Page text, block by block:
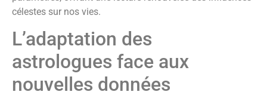
célestes sur nos vies.
L’adaptation des
astrologues face aux
nouvelles données